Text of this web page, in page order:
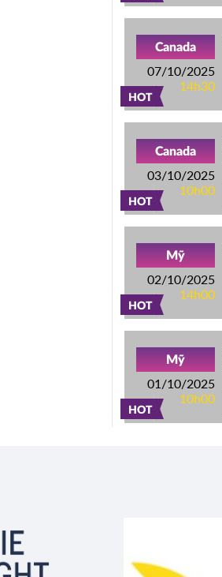
HOT
Canada
07/10/2025
14h30
HOT
Canada
03/10/2025
10h00
HOT
Mỹ
02/10/2025
14h00
HOT
Mỹ
01/10/2025
10h00